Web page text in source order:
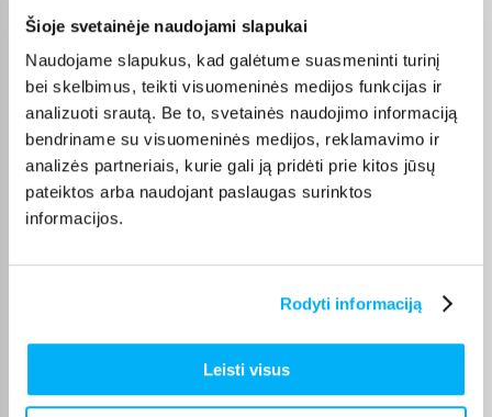
Šioje svetainėje naudojami slapukai
Naudojame slapukus, kad galėtume suasmeninti turinį
bei skelbimus, teikti visuomeninės medijos funkcijas ir
analizuoti srautą. Be to, svetainės naudojimo informaciją
bendriname su visuomeninės medijos, reklamavimo ir
analizės partneriais, kurie gali ją pridėti prie kitos jūsų
pateiktos arba naudojant paslaugas surinktos
informacijos.
Rodyti informaciją
Leisti visus
Papildomi pasirinkimai ir prekių savybių filtrai padeda patogiai
susiaurinti asortimentą ir greičiau rasti tinkamą prekę.
Peržiūrėkite „StapizPlaukų dažai“ pasiūlymus BIGBOX.LT,
palyginkite prekes ir pirkite internetu patogiai. Pasirinktą
prekę pristatysime per jos aprašyme nurodytą terminą.
Kokie Stapiz Plaukų dažai kategorijoje esantys
Kiek prekių yra Stapiz Plaukų dažai kategorijos
asortimente ir kokia žemiausia kaina?